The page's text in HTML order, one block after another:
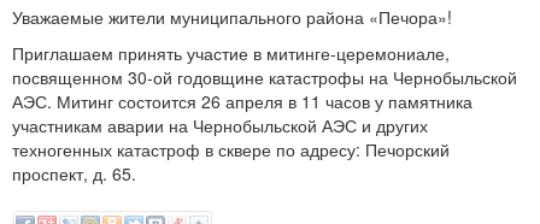
Уважаемые жители муниципального района «Печора»!
Приглашаем принять участие в митинге-церемониале,
посвященном 30-ой годовщине катастрофы на Чернобыльской
АЭС. Митинг состоится 26 апреля в 11 часов у памятника
участникам аварии на Чернобыльской АЭС и других
техногенных катастроф в сквере по адресу: Печорский
проспект, д. 65.